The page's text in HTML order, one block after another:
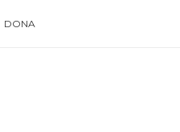
DONA